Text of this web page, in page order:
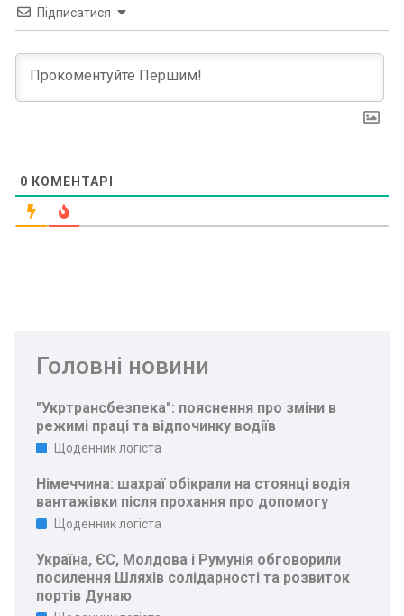
Підписатися
0 КОМЕНТАРІ
Головні новини
"Укртрансбезпека": пояснення про зміни в
режимі праці та відпочинку водіїв
Щоденник логіста
Німеччина: шахраї обікрали на стоянці водія
вантажівки після прохання про допомогу
Щоденник логіста
Україна, ЄС, Молдова і Румунія обговорили
посилення Шляхів солідарності та розвиток
портів Дунаю